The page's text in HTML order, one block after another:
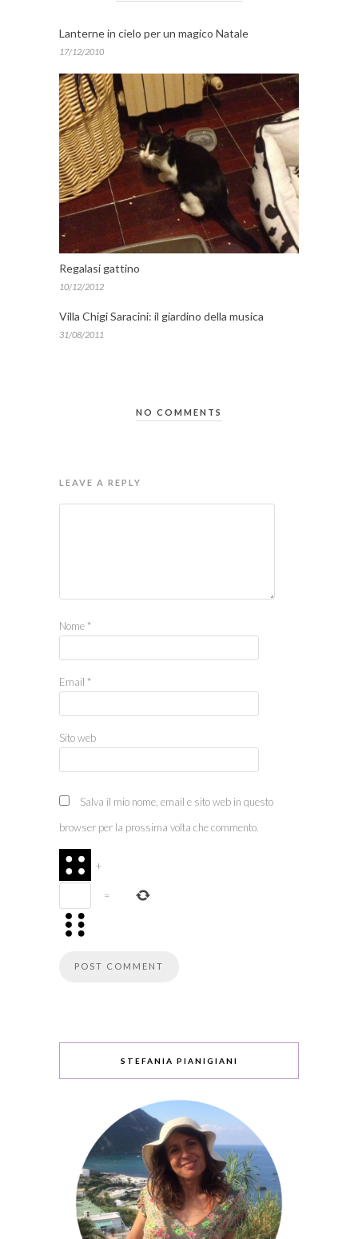
Lanterne in cielo per un magico Natale
17/12/2010
Regalasi gattino
10/12/2012
Villa Chigi Saracini: il giardino della musica
31/08/2011
NO COMMENTS
LEAVE A REPLY
Nome *
Email *
Sito web
Salva il mio nome, email e sito web in questo
browser per la prossima volta che commento.
+
=
STEFANIA PIANIGIANI